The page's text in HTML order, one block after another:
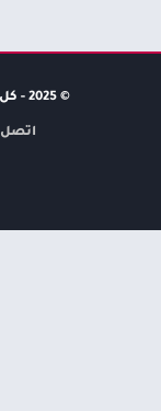
© 2025 - كل الحقوق محفوظة -
اتصل